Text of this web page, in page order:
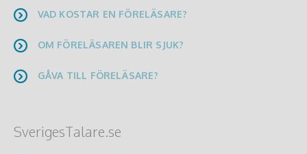
VAD KOSTAR EN FÖRELÄSARE?
OM FÖRELÄSAREN BLIR SJUK?
GÅVA TILL FÖRELÄSARE?
SverigesTalare.se